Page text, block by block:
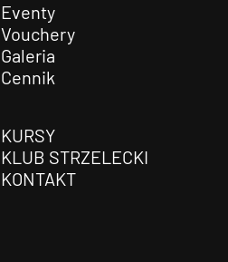
Eventy
Vouchery
Galeria
Cennik
KURSY
KLUB STRZELECKI
KONTAKT